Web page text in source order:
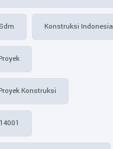
Konstruksi Indonesia
Konstruksi